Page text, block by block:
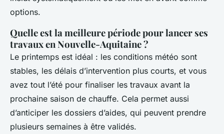
options.
Quelle est la meilleure période pour lancer ses
travaux en Nouvelle-Aquitaine ?
Le printemps est idéal : les conditions météo sont
stables, les délais d’intervention plus courts, et vous
avez tout l’été pour finaliser les travaux avant la
prochaine saison de chauffe. Cela permet aussi
d’anticiper les dossiers d’aides, qui peuvent prendre
plusieurs semaines à être validés.